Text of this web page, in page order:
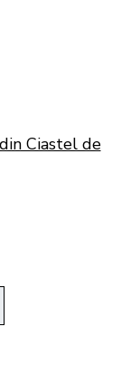
Ciastel de